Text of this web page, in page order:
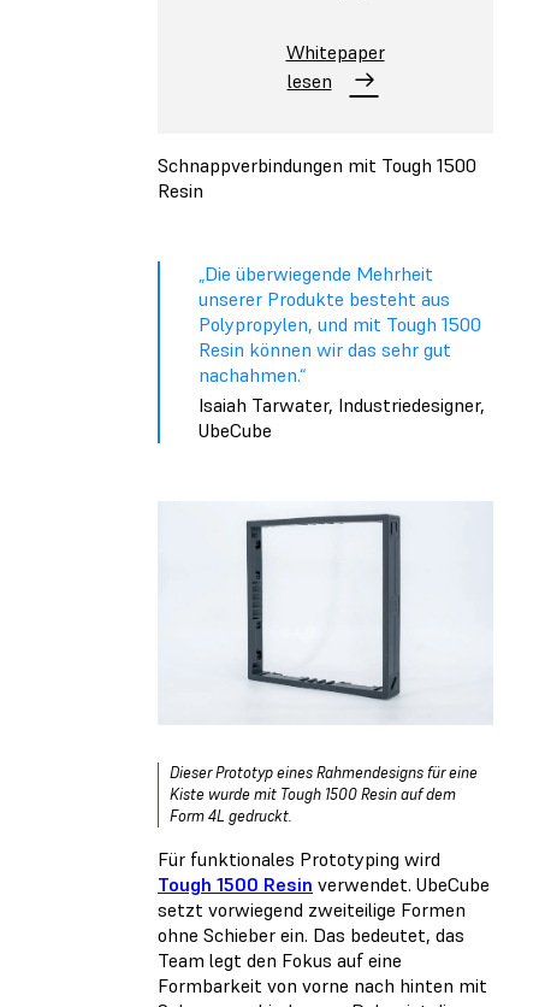
Whitepaper
lesen
Schnappverbindungen mit Tough 1500
Resin
„Die überwiegende Mehrheit
unserer Produkte besteht aus
Polypropylen, und mit Tough 1500
Resin können wir das sehr gut
nachahmen.“
Isaiah Tarwater, Industriedesigner,
UbeCube
Dieser Prototyp eines Rahmendesigns für eine
Kiste wurde mit Tough 1500 Resin auf dem
Form 4L gedruckt.
Für funktionales Prototyping wird
Tough 1500 Resin verwendet. UbeCube
setzt vorwiegend zweiteilige Formen
ohne Schieber ein. Das bedeutet, das
Team legt den Fokus auf eine
Formbarkeit von vorne nach hinten mit